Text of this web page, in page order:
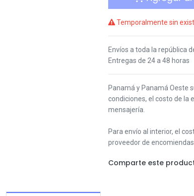
Temporalmente sin
Envíos a toda la república
Entregas de 24 a 48 horas
Panamá y Panamá Oeste s
condiciones, el costo de la
mensajería.
Para envío al interior, el
proveedor de encomiendas.
Comparte este